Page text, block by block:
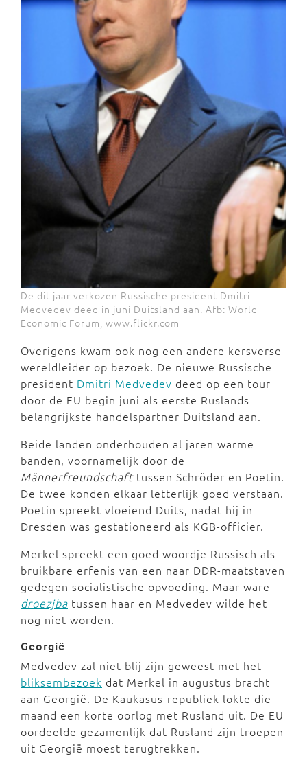
De dit jaar verkozen Russische president Dmitri
Medvedev deed in juni Duitsland aan. Afb: World
Economic Forum, www.flickr.com
Overigens kwam ook nog een andere kersverse
wereldleider op bezoek. De nieuwe Russische
president Dmitri Medvedev deed op een tour
door de EU begin juni als eerste Ruslands
belangrijkste handelspartner Duitsland aan.
Beide landen onderhouden al jaren warme
banden, voornamelijk door de
Männerfreundschafttussen Schröder en Poetin.
De twee konden elkaar letterlijk goed verstaan.
Poetin spreekt vloeiend Duits, nadat hij in
Dresden was gestationeerd als KGB-officier.
Merkel spreekt een goed woordje Russisch als
bruikbare erfenis van een naar DDR-maatstaven
gedegen socialistische opvoeding. Maar ware
droezjba tussen haar en Medvedev wilde het
nog niet worden.
Georgië
Medvedev zal niet blij zijn geweest met het
bliksembezoek dat Merkel in augustus bracht
aan Georgië. De Kaukasus-republiek lokte die
maand een korte oorlog met Rusland uit. De EU
oordeelde gezamenlijk dat Rusland zijn troepen
uit Georgië moest terugtrekken.